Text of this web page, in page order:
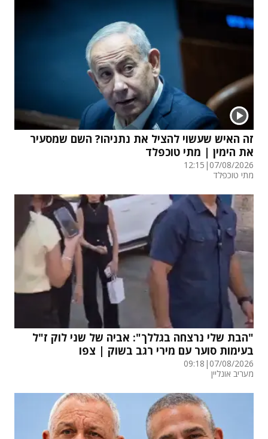
זה האיש שעשוי להציל את נתניהו? השם שמסעיר
את הימין | מתי טוכפלד
07/08/2026
|
12:15
מתי טוכפלד
"הבת שלי נרצחה בגללך": אביה של שני לוק ז"ל
בעימות סוער עם מירי רגב בשוק | צפו
07/08/2026
|
09:18
מעריב אונליין